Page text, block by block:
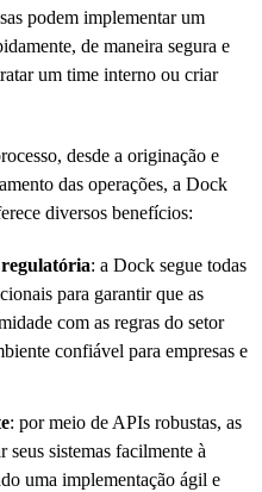
podem implementar um
de maneira segura e
um time interno ou criar
desde a originação e
das operações, a Dock
diversos benefícios:
: a Dock segue todas
para garantir que as
com as regras do setor
confiável para empresas e
: por meio de APIs robustas, as
seus sistemas facilmente à
uma implementação ágil e